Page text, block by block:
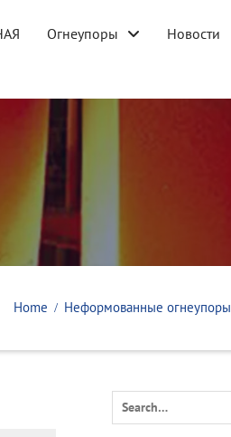
Огнеупоры Новости
Home Неформованные огнеупоры
Search
for: